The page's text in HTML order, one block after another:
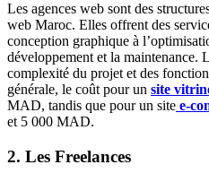
Les agences web sont des
web Maroc. Elles offrent des
conception graphique à
développement et la maintenance.
complexité du projet et des
générale, le coût pour un site
MAD, tandis que pour un site e-
et 5 000 MAD.
2. Les Freelances